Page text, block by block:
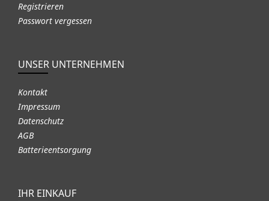
Registrieren
Passwort vergessen
UNSER UNTERNEHMEN
Kontakt
Impressum
Datenschutz
AGB
Batterieentsorgung
IHR EINKAUF